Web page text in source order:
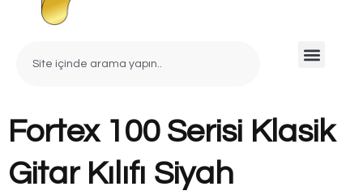
Fortex 100 Serisi Klasik
Gitar Kılıfı Siyah